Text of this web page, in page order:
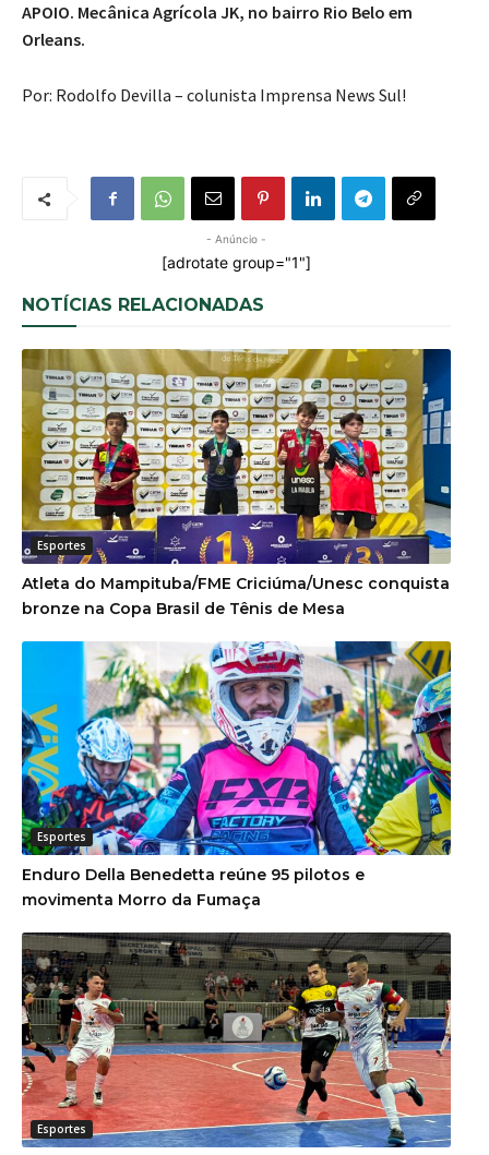
APOIO. Mecânica Agrícola JK, no bairro Rio Belo em
Orleans.
Por: Rodolfo Devilla – colunista Imprensa News Sul!
- Anúncio -
[adrotate group="1"]
NOTÍCIAS RELACIONADAS
Esportes
Atleta do Mampituba/FME Criciúma/Unesc conquista
bronze na Copa Brasil de Tênis de Mesa
Esportes
Enduro Della Benedetta reúne 95 pilotos e
movimenta Morro da Fumaça
Esportes